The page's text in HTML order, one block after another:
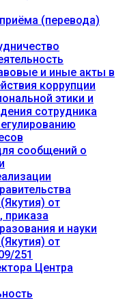
(перевода)
и иные акты в
коррупции
этики и
сотрудника
сообщений о
от
приказа
и науки
от
251
Центра